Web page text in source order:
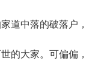
中落的破落户，
的大家。可偏偏，